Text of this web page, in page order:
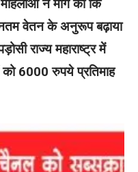
ने मांग की कि
वेतन के अनुरूप बढ़ाया
राज्य महाराष्ट्र में
6000 रुपये प्रतिमाह